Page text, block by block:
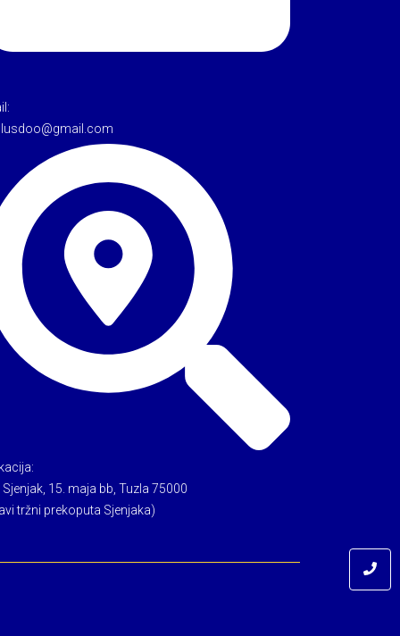
Sjenjak, 15. maja bb, Tuzla 75000
tržni prekoputa Sjenjaka)